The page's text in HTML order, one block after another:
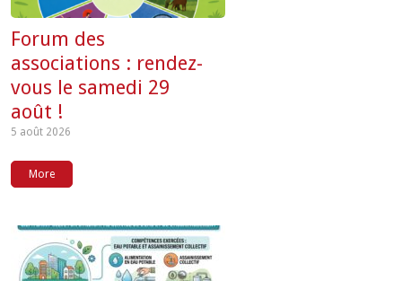
Forum des
associations : rendez-
vous le samedi 29
août !
5 août 2026
More